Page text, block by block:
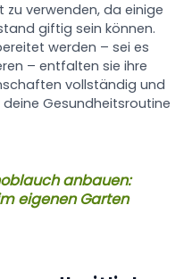
zu verwenden, da einige
giftig sein können.
werden – sei es
– entfalten sie ihre
vollständig und
Gesundheitsroutine
anbauen:
eigenen Garten